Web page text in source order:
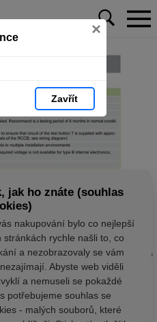
×
Zavřít
jak ho znáte (souhlas
nakupování bylo co nejlepší
stránkách rychle našli to, co
a nezobrazovaly se vám
Abyste web viděli
a nemuseli se pokaždé
potřebujeme souhlas se
- malých souborů, které